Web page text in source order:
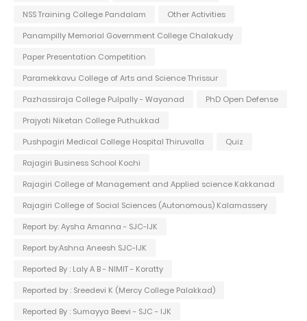
NSS Training College Pandalam
Other Activities
Panampilly Memorial Government College Chalakudy
Paper Presentation Competition
Paramekkavu College of Arts and Science Thrissur
Pazhassiraja College Pulpally - Wayanad
PhD Open Defense
Prajyoti Niketan College Puthukkad
Pushpagiri Medical College Hospital Thiruvalla
Quiz
Rajagiri Business School Kochi
Rajagiri College of Management and Applied science Kakkanad
Rajagiri College of Social Sciences (Autonomous) Kalamassery
Report by: Aysha Amanna - SJC-IJK
Report by:Ashna Aneesh SJC-IJK
Reported By : Laly A B - NIMIT - Koratty
Reported by : Sreedevi K (Mercy College Palakkad)
Reported By : Sumayya Beevi - SJC - IJK